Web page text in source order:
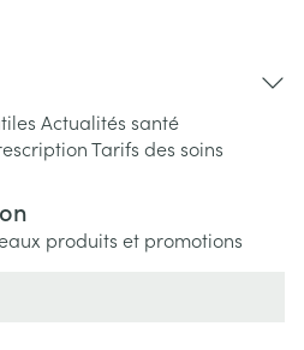
Actualités santé
Tarifs des soins
produits et promotions